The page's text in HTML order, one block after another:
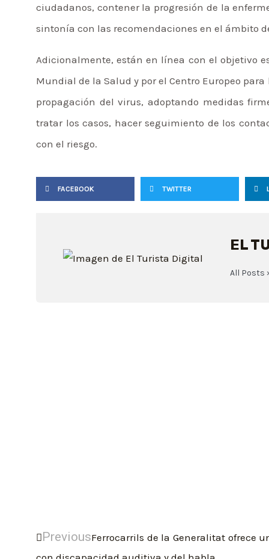
ciudadanos, contener la progresión de la
sintonía con las recomendaciones en el ámbito
Adicionalmente, están en línea con el objetivo
Mundial de la Salud y por el Centro Europeo
propagación del virus, adoptando medidas
tratar los casos, hacer seguimiento de los
con el riesgo.
FACEBOOK TWITTER
EL
All Posts
PreviousFerrocarrils de la Generalitat ofrece